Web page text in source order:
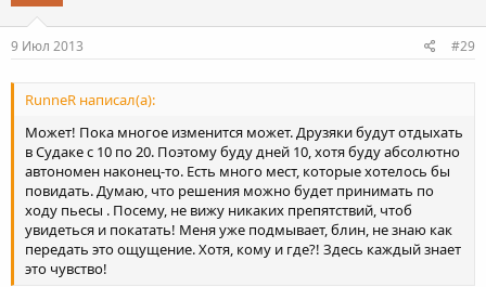
9 Июл 2013 #29
RunneR написал(а):
Может! Пока многое изменится может. Друзяки будут отдыхать
в Судаке с 10 по 20. Поэтому буду дней 10, хотя буду абсолютно
автономен наконец-то. Есть много мест, которые хотелось бы
повидать. Думаю, что решения можно будет принимать по
ходу пьесы . Посему, не вижу никаких препятствий, чтоб
увидеться и покатать! Меня уже подмывает, блин, не знаю как
передать это ощущение. Хотя, кому и где?! Здесь каждый знает
это чувство!